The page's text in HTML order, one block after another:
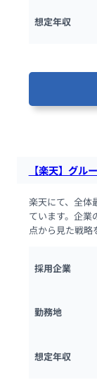
想定年収
【楽天】グル
楽天にて、全体
ています。企業
点から見た戦略
採用企業
勤務地
想定年収